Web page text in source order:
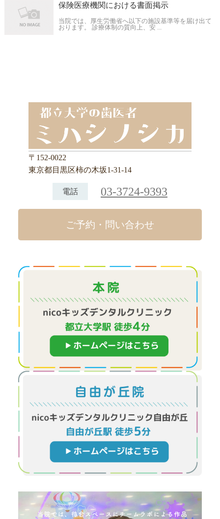
保険医療機関における書面掲示
当院では、厚生労働省へ以下の施設基準等を届け出て
おります。 診療体制の質向上、安 ...
〒152-0022
東京都目黒区柿の木坂1-31-14
電話 03-3724-9393
ご予約・問い合わせ